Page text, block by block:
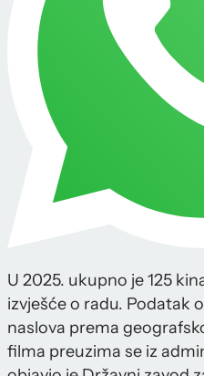
U 2025. ukupno je 125
izvješće o radu. Podatak
naslova prema
filma preuzima se iz